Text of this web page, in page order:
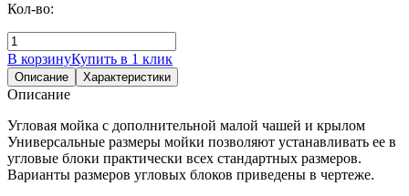
Кол-во:
В корзинуКупить в 1 клик
Описание Характеристики
Описание
Угловая мойка с дополнительной малой чашей и крылом
Универсальные размеры мойки позволяют устанавливать ее в
угловые блоки практически всех стандартных размеров.
Варианты размеров угловых блоков приведены в чертеже.